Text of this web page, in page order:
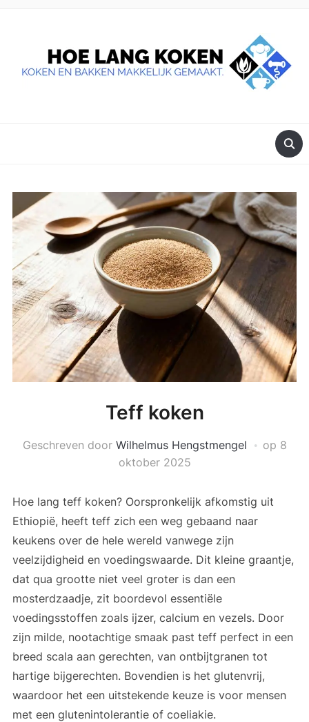
Teff koken
Geschreven door Wilhelmus Hengstmengel op 8
oktober 2025
Hoe lang teff koken? Oorspronkelijk afkomstig uit
Ethiopië, heeft teff zich een weg gebaand naar
keukens over de hele wereld vanwege zijn
veelzijdigheid en voedingswaarde. Dit kleine graantje,
dat qua grootte niet veel groter is dan een
mosterdzaadje, zit boordevol essentiële
voedingsstoffen zoals ijzer, calcium en vezels. Door
zijn milde, nootachtige smaak past teff perfect in een
breed scala aan gerechten, van ontbijtgranen tot
hartige bijgerechten. Bovendien is het glutenvrij,
waardoor het een uitstekende keuze is voor mensen
met een glutenintolerantie of coeliakie.